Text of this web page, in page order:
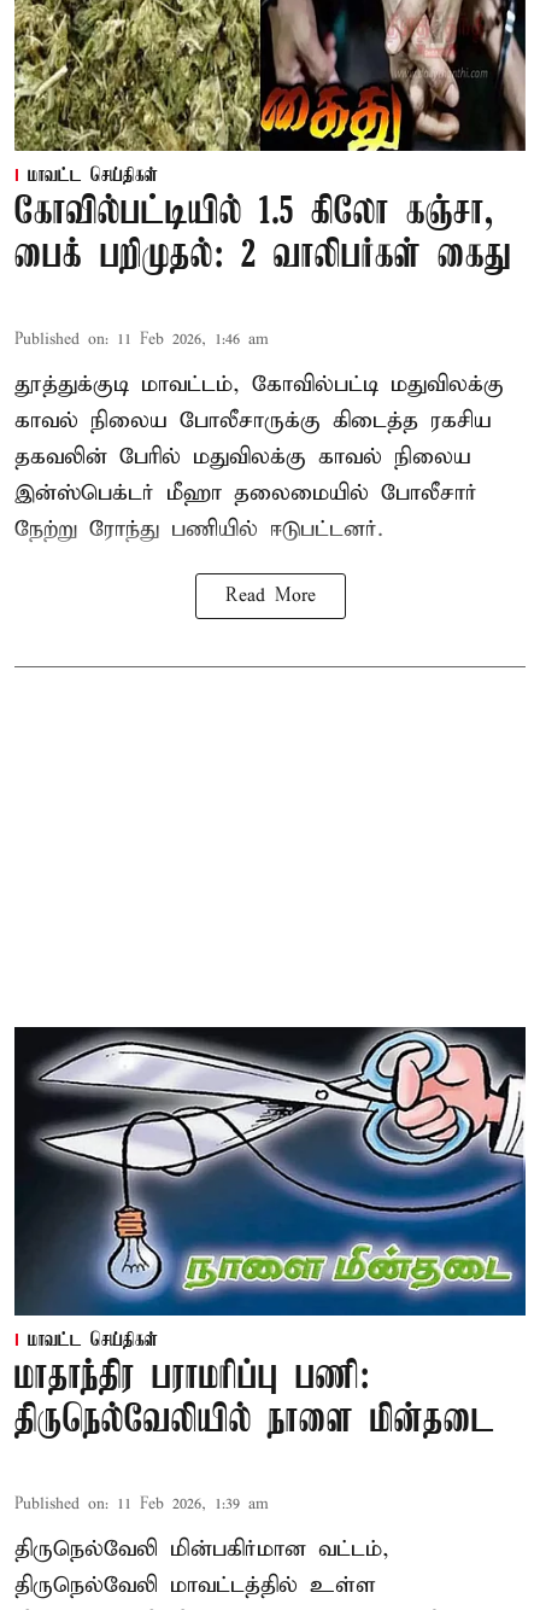
மாவட்ட செய்திகள்
கோவில்பட்டியில் 1.5 கிலோ கஞ்சா,
பைக் பறிமுதல்: 2 வாலிபர்கள் கைது
Published on: 11 Feb 2026, 1:46 am
தூத்துக்குடி மாவட்டம், கோவில்பட்டி மதுவிலக்கு
காவல் நிலைய போலீசாருக்கு கிடைத்த ரகசிய
தகவலின் பேரில் மதுவிலக்கு காவல் நிலைய
இன்ஸ்பெக்டர் மீஹா தலைமையில் போலீசார்
நேற்று ரோந்து பணியில் ஈடுபட்டனர்.
Read More
மாவட்ட செய்திகள்
மாதாந்திர பராமரிப்பு பணி:
திருநெல்வேலியில் நாளை மின்தடை
Published on: 11 Feb 2026, 1:39 am
திருநெல்வேலி மின்பகிர்மான வட்டம்,
திருநெல்வேலி மாவட்டத்தில் உள்ள